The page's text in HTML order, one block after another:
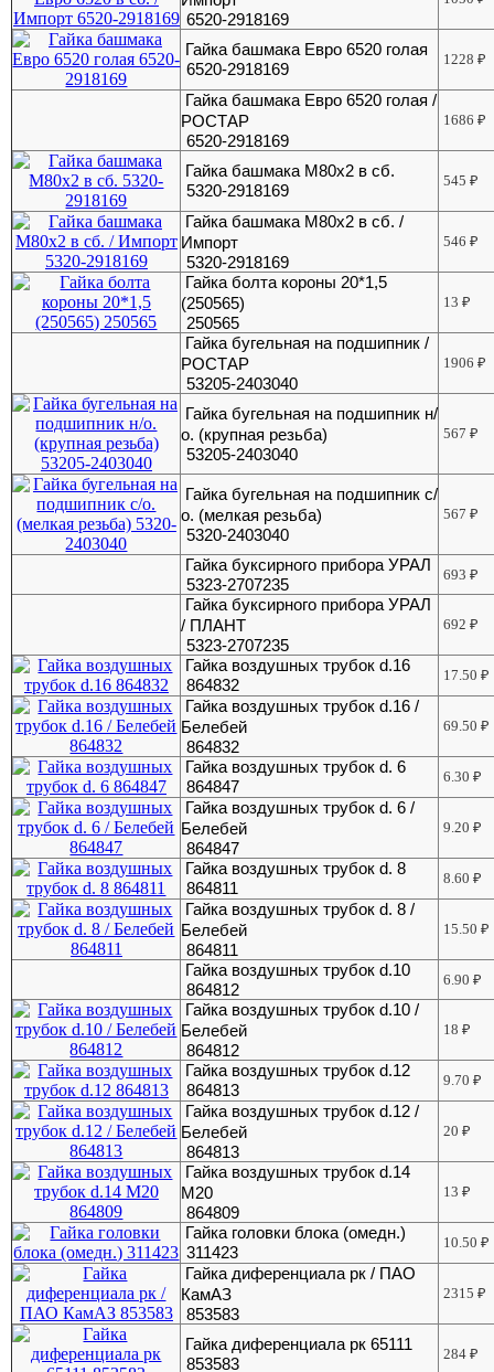
6520-2918169
Гайка башмака Евро 6520 голая
6520-2918169
1228₽
Гайка башмака Евро 6520 голая /
РОСТАР
6520-2918169
1686₽
Гайка башмака М80х2 в сб.
5320-2918169
545₽
Гайка башмака М80х2 в сб. /
Импорт
5320-2918169
546₽
Гайка болта короны 20*1,5
(250565)
250565
13₽
Гайка бугельная на подшипник /
РОСТАР
53205-2403040
1906₽
Гайка бугельная на подшипник н/
о. (крупная резьба)
53205-2403040
567₽
Гайка бугельная на подшипник с/
о. (мелкая резьба)
5320-2403040
567₽
Гайка буксирного прибора УРАЛ
5323-2707235
693₽
Гайка буксирного прибора УРАЛ
/ ПЛАНТ
5323-2707235
692₽
Гайка воздушных трубок d.16
864832
17.50₽
Гайка воздушных трубок d.16 /
Белебей
864832
69.50₽
Гайка воздушных трубок d. 6
864847
6.30₽
Гайка воздушных трубок d. 6 /
Белебей
864847
9.20₽
Гайка воздушных трубок d. 8
864811
8.60₽
Гайка воздушных трубок d. 8 /
Белебей
864811
15.50₽
Гайка воздушных трубок d.10
864812
6.90₽
Гайка воздушных трубок d.10 /
Белебей
864812
18₽
Гайка воздушных трубок d.12
864813
9.70₽
Гайка воздушных трубок d.12 /
Белебей
864813
20₽
Гайка воздушных трубок d.14
М20
864809
13₽
Гайка головки блока (омедн.)
311423
10.50₽
Гайка диференциала рк / ПАО
КамАЗ
853583
2315₽
Гайка диференциала рк 65111
853583
284₽